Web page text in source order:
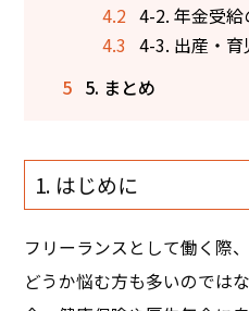
4.2 4-2. 年金受
4.3 4-3. 出産・
5 5. まとめ
1. はじめに
フリーランスとして働く際
どうか悩む方も多いのでは